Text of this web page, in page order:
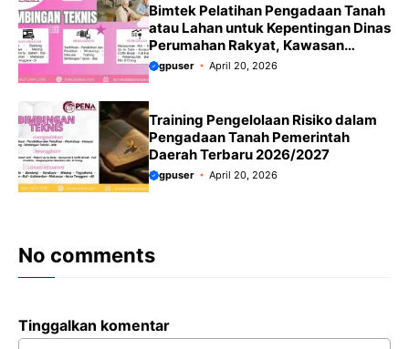
Bimtek Pelatihan Pengadaan Tanah
atau Lahan untuk Kepentingan Dinas
Perumahan Rakyat, Kawasan
Permukiman dan Pertanahan
Terbaru 2026/2027
gpuser April 20, 2026
Training Pengelolaan Risiko dalam
Pengadaan Tanah Pemerintah
Daerah Terbaru 2026/2027
gpuser April 20, 2026
No comments
Tinggalkan komentar